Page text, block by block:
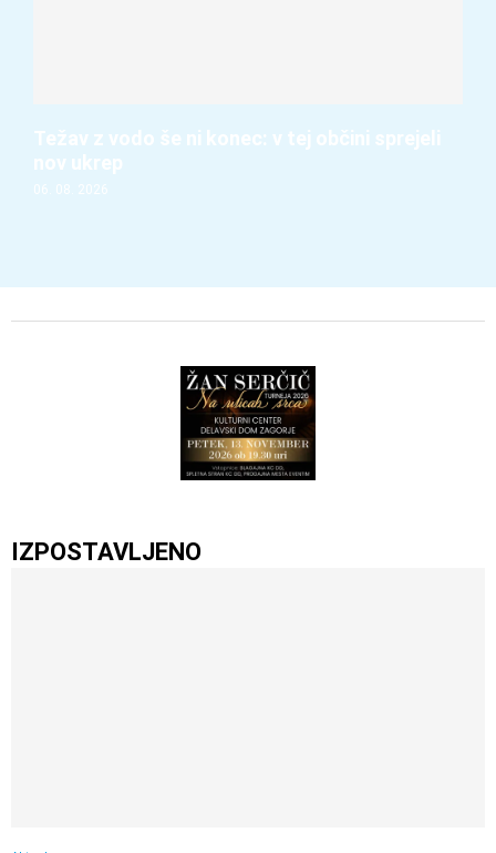
Težav z vodo še ni konec: v tej občini sprejeli
nov ukrep
06. 08. 2026
IZPOSTAVLJENO